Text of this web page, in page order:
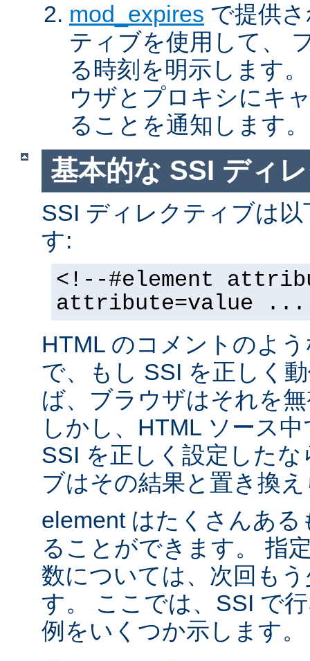
mod_expires で提供
ティブを使用して、
る時刻を明示します
ウザとプロキシにキ
ることを通知します。
基本的な SSI ディ
SSI ディレクティブは
す:
<!--#element
attribute=value
HTML のコメントのよ
で、もし SSI を正しく
ば、ブラウザはそれを
しかし、HTML ソース
SSI を正しく設定した
ブはその結果と置き換
element はたくさんあ
ることができます。 指
数については、次回も
す。 ここでは、SSI で
例をいくつか示します。